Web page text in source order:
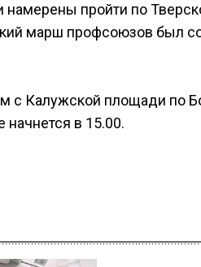
намерены пройти по
марш профсоюзов был
с Калужской площади по
в 15.00.